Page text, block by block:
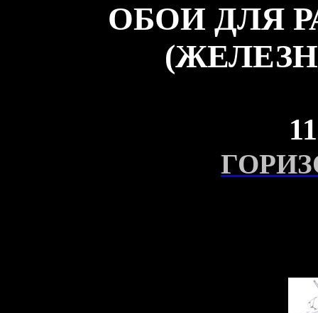
ОБОИ ДЛЯ